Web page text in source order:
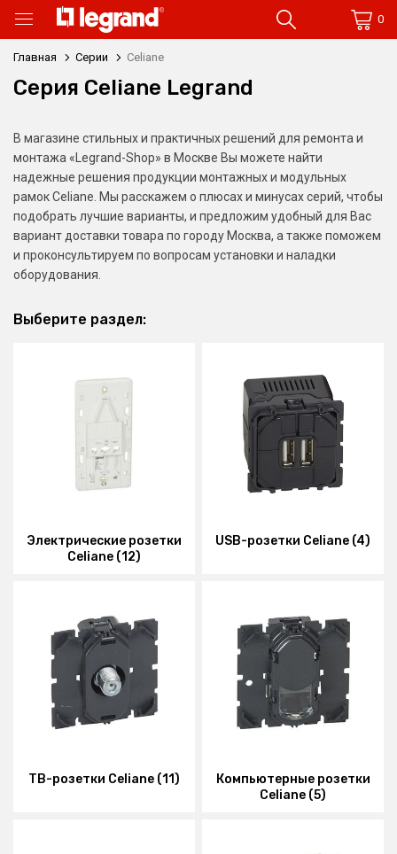
0
Главная Серии Celiane
Серия Celiane Legrand
В магазине стильных и практичных решений для ремонта и
монтажа «Legrand-Shop» в Москве Вы можете найти
надежные решения продукции монтажных и модульных
рамок Celiane. Мы расскажем о плюсах и минусах серий, чтобы
подобрать лучшие варианты, и предложим удобный для Вас
вариант доставки товара по городу Москва, а также поможем
и проконсультируем по вопросам установки и наладки
оборудования.
Выберите раздел:
Электрические розетки
Celiane (12)
USB-розетки Celiane (4)
ТВ-розетки Celiane (11)
Компьютерные розетки
Celiane (5)